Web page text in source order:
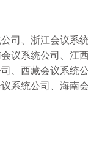
公司 、浙江会议系
会议系统公司 、江
、西藏会议系统
系统公司、 海南